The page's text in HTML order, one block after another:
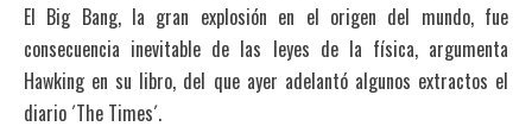
El Big Bang, la gran explosión en el origen del mundo, fue
consecuencia inevitable de las leyes de la física, argumenta
Hawking en su libro, del que ayer adelantó algunos extractos el
diario ´The Times´.